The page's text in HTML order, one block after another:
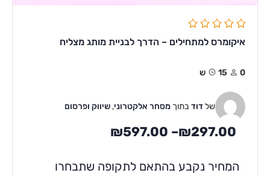
איקומרס למתחילים – הדרך לבניית מותג מצליח
0 15ש
שלדודבתוך מסחר אלקטרוני, שיווק ופרסום
₪297.00
–
₪597.00
המחיר נקבע בהתאם לתקופה שתבחרו